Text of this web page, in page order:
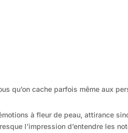
qu’on cache parfois même aux
à fleur de peau, attirance
l’impression d’entendre les